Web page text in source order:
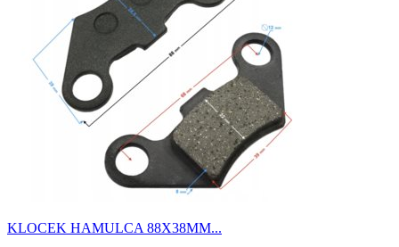
KLOCEK HAMULCA 88X38MM...